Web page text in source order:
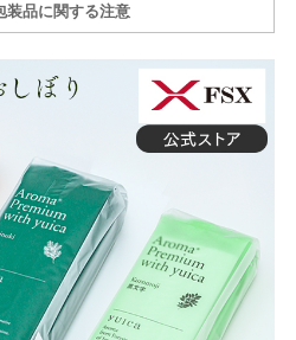
品に関する注意